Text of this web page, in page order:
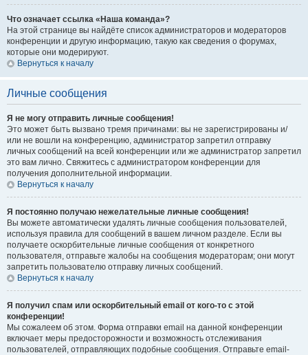
Что означает ссылка «Наша команда»?
На этой странице вы найдёте список администраторов и модераторов
конференции и другую информацию, такую как сведения о форумах,
которые они модерируют.
Вернуться к началу
Личные сообщения
Я не могу отправить личные сообщения!
Это может быть вызвано тремя причинами: вы не зарегистрированы и/
или не вошли на конференцию, администратор запретил отправку
личных сообщений на всей конференции или же администратор запретил
это вам лично. Свяжитесь с администратором конференции для
получения дополнительной информации.
Вернуться к началу
Я постоянно получаю нежелательные личные сообщения!
Вы можете автоматически удалять личные сообщения пользователей,
используя правила для сообщений в вашем личном разделе. Если вы
получаете оскорбительные личные сообщения от конкретного
пользователя, отправьте жалобы на сообщения модераторам; они могут
запретить пользователю отправку личных сообщений.
Вернуться к началу
Я получил спам или оскорбительный email от кого-то с этой
конференции!
Мы сожалеем об этом. Форма отправки email на данной конференции
включает меры предосторожности и возможность отслеживания
пользователей, отправляющих подобные сообщения. Отправьте email-